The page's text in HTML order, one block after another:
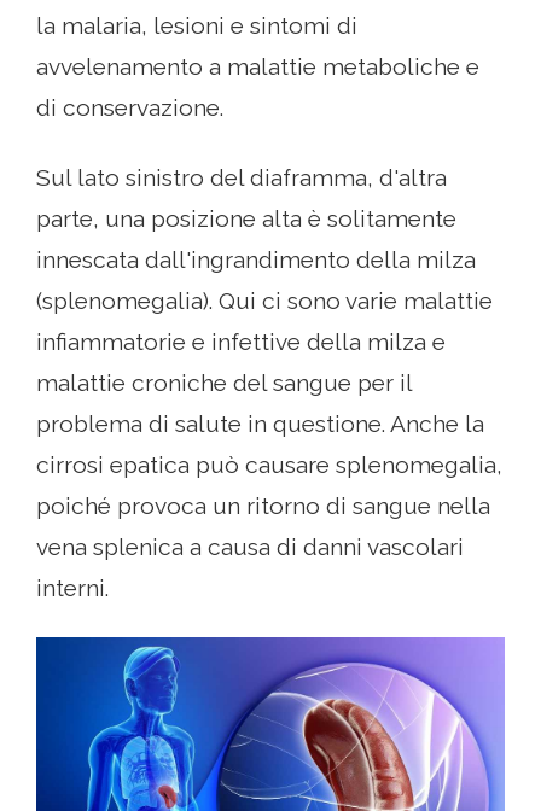
la malaria, lesioni e sintomi di
avvelenamento a malattie metaboliche e
di conservazione.
Sul lato sinistro del diaframma, d'altra
parte, una posizione alta è solitamente
innescata dall'ingrandimento della milza
(splenomegalia). Qui ci sono varie malattie
infiammatorie e infettive della milza e
malattie croniche del sangue per il
problema di salute in questione. Anche la
cirrosi epatica può causare splenomegalia,
poiché provoca un ritorno di sangue nella
vena splenica a causa di danni vascolari
interni.